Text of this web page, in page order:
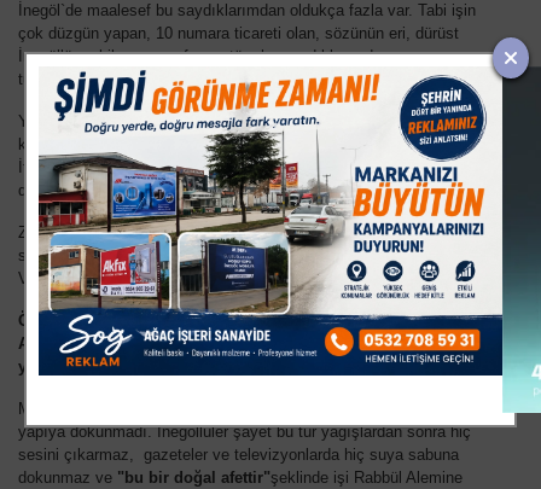
İnegöl`de maalesef bu saydıklarımdan oldukça fazla var. Tabi işin
çok düzgün yapan, 10 numara ticareti olan, sözünün eri, dürüst
İnegöllü mobilyacı esnafımızı tüm bu saydıklarımdan ayrı
tutuyorum. Allah sayılarını arttırsın diye de dua ediyorum.
Yani diyeceğim o ki, Milano olmak epey zaman alacağı gibi, bir o
kadar da maliyetli gözüküyor. Bu nedenle ben Milano yerine, yine
İtalyan şehri Venedik olmanın daha mantıklı olacağını
düşünüyorum.
Zira İnegöl`ümüz Venedik olmaya daha müsait bir şehir. Ne zaman
sağanak yağmur yağsa, cadde ve sokaklarımız göle dönüşüyor. Artı
Venedik olmak Milano olmaktan çok daha az maliyetli.
Öyle fuar düzenlemeye, tasarım merkezi kurmaya, Mobilya
AVM`ye, yurt dışı fuarlarla esnafın ufkunu açmaya hiç gerek
yok.
Mobilyaya kafa yoran belediye başkanımız sağ olsun, 11 yıl alt
yapıya dokunmadı. İnegöllüler şayet bu tür yağışlardan sonra hiç
sesini çıkarmaz, gazeteler ve televizyonlarda hiç suya sabuna
dokunmaz ve "bu bir doğal afettir"şeklinde işi Rabbül Alemine